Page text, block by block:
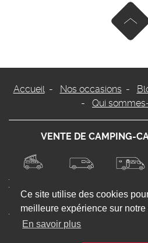
Ce site utilise des cookies
meilleure expérience sur notre
En savoir plus
Accueil Nos occasions
Qui
VENTE DE CAMPING-
FAQ